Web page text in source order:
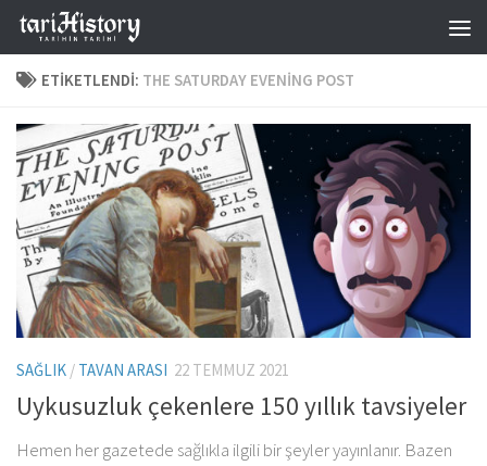
Skip to content
ETIKETLENDI: THE SATURDAY EVENING POST
SAĞLIK / TAVAN ARASI 22 TEMMUZ 2021
Uykusuzluk çekenlere 150 yıllık tavsiyeler
Hemen her gazetede sağlıkla ilgili bir şeyler yayınlanır. Bazen